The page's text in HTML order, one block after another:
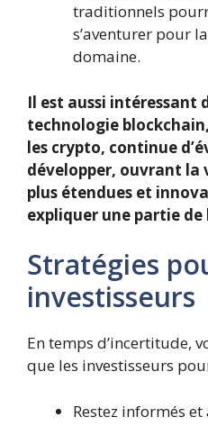
traditionnels
s’aventurer pour
domaine.
Il est aussi intéressant
technologie
les crypto, continue
développer, ouvrant la
plus étendues et
expliquer une partie
Stratégies
investisseurs
En temps d’incertitude,
que les investisseurs
Restez informés